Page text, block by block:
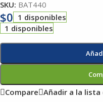
SKU: BAT440
$0 1 disponibles
1 disponibles
Compare Añadir a la lista